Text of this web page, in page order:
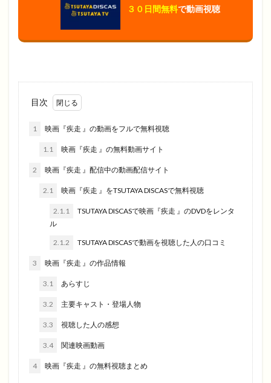
３０日間無料で動画視聴
目次
1 映画『疾走 』の動画をフルで無料視聴
1.1 映画『疾走 』の無料動画サイト
2 映画『疾走 』配信中の動画配信サイト
2.1 映画『疾走 』をTSUTAYA DISCASで無料視聴
2.1.1
TSUTAYA DISCASで映画『疾走 』のDVDをレンタ
ル
2.1.2 TSUTAYA DISCASで動画を視聴した人の口コミ
3 映画『疾走 』の作品情報
3.1 あらすじ
3.2 主要キャスト・登場人物
3.3 視聴した人の感想
3.4 関連映画動画
4 映画『疾走 』の無料視聴まとめ